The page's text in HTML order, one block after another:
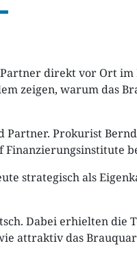
PRODUKTE
direkt vor Ort
zeigen, warum das
Prokurist
strategisch als
Dabei erhielten
attraktiv das